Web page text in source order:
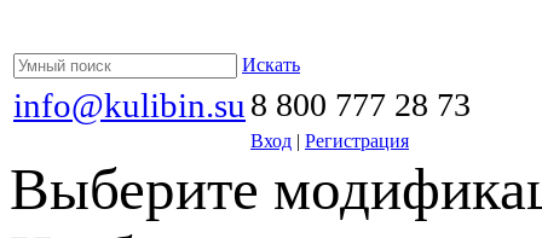
Искать
info@kulibin.su 8 800 777 28 73
Вход | Регистрация
Выберите